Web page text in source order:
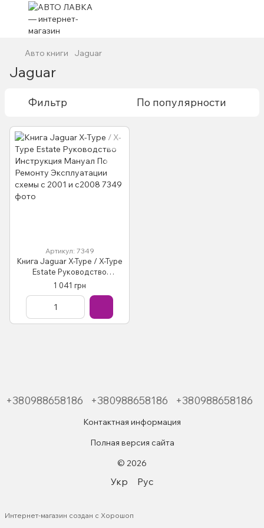
Авто книги Jaguar
Jaguar
Фильтр По популярности
Артикул: 7349
Книга Jaguar X-Type / X-Type
Estate Руководство
Инструкция Мануал По
Ремонту Эксплуатации
схемы с 2001 и с2008
1 041 грн
+380988658186 +380988658186 +380988658186
Контактная информация
Полная версия сайта
© 2026
Укр Рус
Интернет-магазин создан с Хорошоп